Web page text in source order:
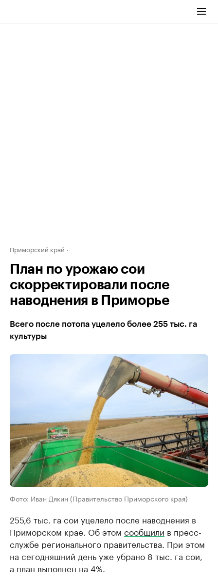
Приморский край
План по урожаю сои
скорректировали после
наводнения в Приморье
Всего после потопа уцелело более 255 тыс. га
культуры
Фото: Иван Дякин (Правительство Приморского края)
255,6 тыс. га сои уцелело после наводнения в
Приморском крае. Об этом сообщили в пресс-
службе регионального правительства. При этом
на сегодняшний день уже убрано 8 тыс. га сои,
а план выполнен на 4%.